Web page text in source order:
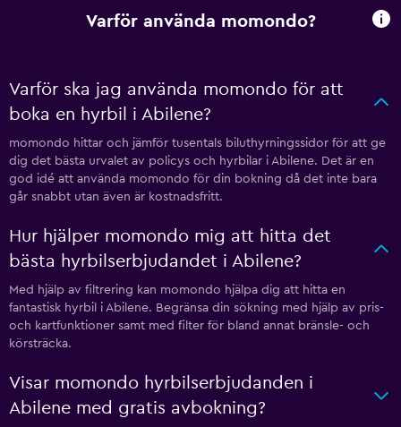
Varför använda momondo?
Varför ska jag använda momondo för att
boka en hyrbil i Abilene?
momondo hittar och jämför tusentals biluthyrningssidor för att ge
dig det bästa urvalet av policys och hyrbilar i Abilene. Det är en
god idé att använda momondo för din bokning då det inte bara
går snabbt utan även är kostnadsfritt.
Hur hjälper momondo mig att hitta det
bästa hyrbilserbjudandet i Abilene?
Med hjälp av filtrering kan momondo hjälpa dig att hitta en
fantastisk hyrbil i Abilene. Begränsa din sökning med hjälp av pris-
och kartfunktioner samt med filter för bland annat bränsle- och
körsträcka.
Visar momondo hyrbilserbjudanden i
Abilene med gratis avbokning?